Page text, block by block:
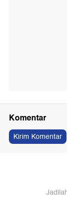
Komentar
Kirim Komentar